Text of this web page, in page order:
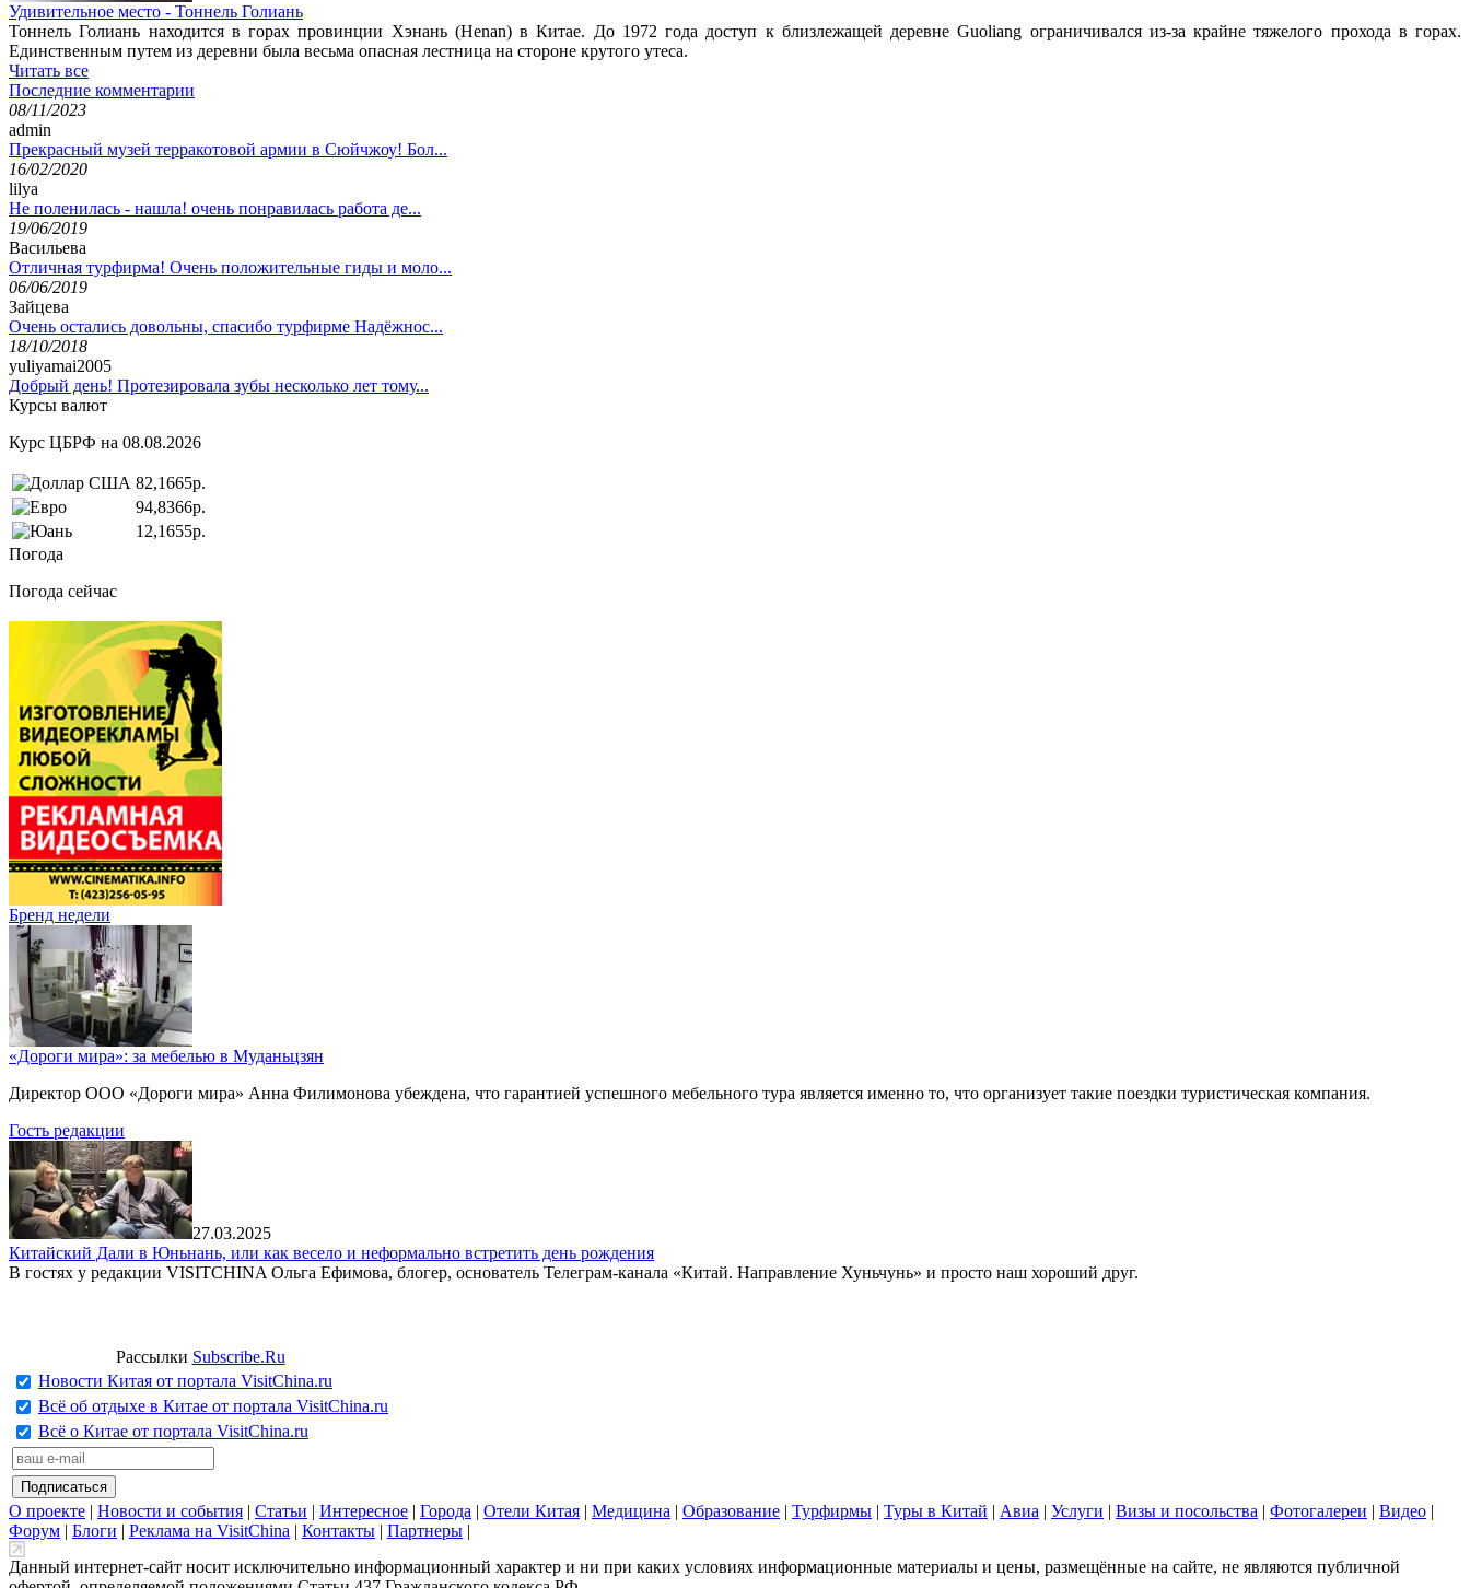
Удивительное место - Тоннель Голиань
Тоннель Голиань находится в горах провинции Хэнань (Henan) в Китае. До 1972 года доступ к близлежащей деревне Guoliang ограничивался из-за крайне тяжелого прохода в горах.
Единственным путем из деревни была весьма опасная лестница на стороне крутого утеса.
Читать все
Последние комментарии
08/11/2023
admin
Прекрасный музей терракотовой армии в Сюйчжоу! Бол...
16/02/2020
lilya
Не поленилась - нашла! очень понравилась работа де...
19/06/2019
Васильева
Отличная турфирма! Очень положительные гиды и моло...
06/06/2019
Зайцева
Очень остались довольны, спасибо турфирме Надёжнос...
18/10/2018
yuliyamai2005
Добрый день! Протезировала зубы несколько лет тому...
Курсы валют
Курс ЦБРФ на 08.08.2026
82,1665р.
94,8366р.
12,1655р.
Погода
Погода сейчас
Бренд недели
«Дороги мира»: за мебелью в Муданьцзян
Директор ООО «Дороги мира» Анна Филимонова убеждена, что гарантией успешного мебельного тура является именно то, что организует такие поездки туристическая компания.
Гость редакции
27.03.2025
Китайский Дали в Юньнань, или как весело и неформально встретить день рождения
В гостях у редакции VISITCHINA Ольга Ефимова, блогер, основатель Телеграм-канала «Китай. Направление Хуньчунь» и просто наш хороший друг.
Рассылки Subscribe.Ru
Новости Китая от портала VisitChina.ru
Всё об отдыхе в Китае от портала VisitChina.ru
Всё о Китае от портала VisitChina.ru
О проекте | Новости и события | Статьи | Интересное | Города | Отели Китая | Медицина | Образование | Турфирмы | Туры в Китай | Авиа | Услуги | Визы и посольства | Фотогалереи | Видео |
Форум | Блоги | Реклама на VisitChina | Контакты | Партнеры |
Данный интернет-сайт носит исключительно информационный характер и ни при каких условиях информационные материалы и цены, размещённые на сайте, не являются публичной